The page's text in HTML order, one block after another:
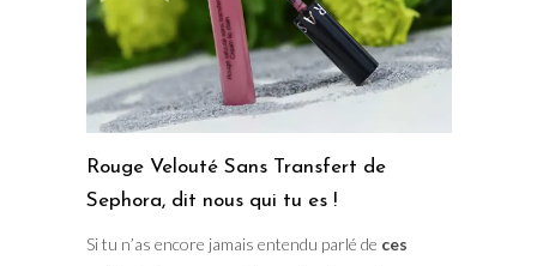
Rouge Velouté Sans Transfert de
Sephora, dit nous qui tu es !
Si tu n’as encore jamais entendu parlé de ces